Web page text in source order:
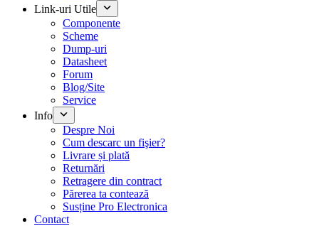
Link-uri Utile
Componente
Scheme
Dump-uri
Datasheet
Forum
Blog/Site
Service
Info
Despre Noi
Cum descarc un fişier?
Livrare și plată
Returnări
Retragere din contract
Părerea ta contează
Susține Pro Electronica
Contact